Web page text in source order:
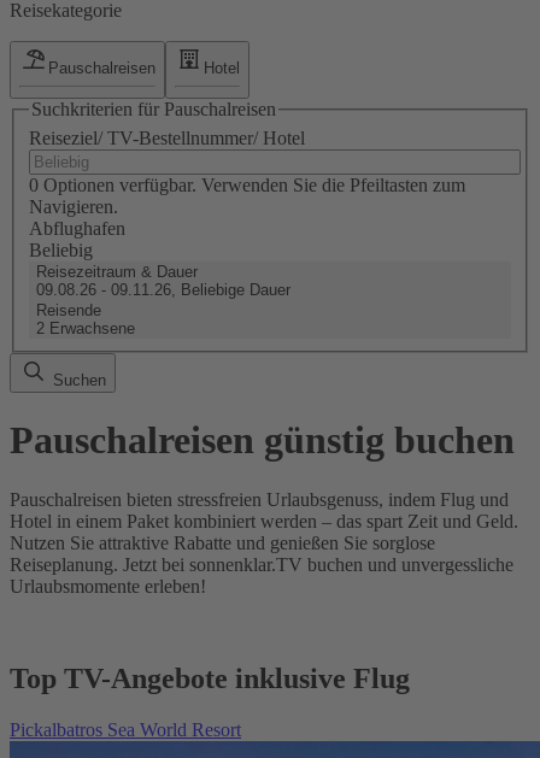
Reisekategorie
Pauschalreisen Hotel
Suchkriterien für Pauschalreisen
Reiseziel/ TV-Bestellnummer/ Hotel
0 Optionen verfügbar. Verwenden Sie die Pfeiltasten zum
Navigieren.
Abflughafen
Beliebig
Reisezeitraum & Dauer
09.08.26 - 09.11.26, Beliebige Dauer
Reisende
2 Erwachsene
Suchen
Pauschalreisen günstig buchen
Pauschalreisen bieten stressfreien Urlaubsgenuss, indem Flug und
Hotel in einem Paket kombiniert werden – das spart Zeit und Geld.
Nutzen Sie attraktive Rabatte und genießen Sie sorglose
Reiseplanung. Jetzt bei sonnenklar.TV buchen und unvergessliche
Urlaubsmomente erleben!
Top TV-Angebote inklusive Flug
Pickalbatros Sea World Resort